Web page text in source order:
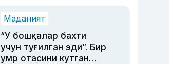
Маданият
“У бошқалар бахти
учун туғилган эди”. Бир
умр отасини кутган